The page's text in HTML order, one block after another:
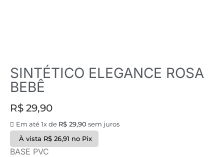
SINTÉTICO ELEGANCE ROSA
BEBÊ
R$ 29,90
Em até 1x de R$ 29,90 sem juros
À vista R$26,91 no Pix
BASE PVC